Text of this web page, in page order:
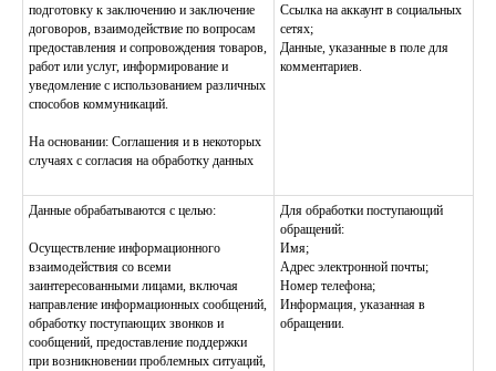
подготовку к заключению и заключение
договоров, взаимодействие по вопросам
предоставления и сопровождения товаров,
работ или услуг, информирование и
уведомление с использованием различных
способов коммуникаций.
На основании: Соглашения и в некоторых
случаях с согласия на обработку данных
Ссылка на аккаунт в социальных
сетях;
Данные, указанные в поле для
комментариев.
Данные обрабатываются с целью:
Осуществление информационного
взаимодействия со всеми
заинтересованными лицами, включая
направление информационных сообщений,
обработку поступающих звонков и
сообщений, предоставление поддержки
при возникновении проблемных ситуаций,
Для обработки поступающий
обращений:
Имя;
Адрес электронной почты;
Номер телефона;
Информация, указанная в
обращении.